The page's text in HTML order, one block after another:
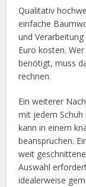
Qualitativ
einfache
und
Euro kosten.
benötigt, muss
rechnen.
Ein weiterer
mit jedem Schuh
kann in einem
beanspruchen.
weit
Auswahl
idealerweise